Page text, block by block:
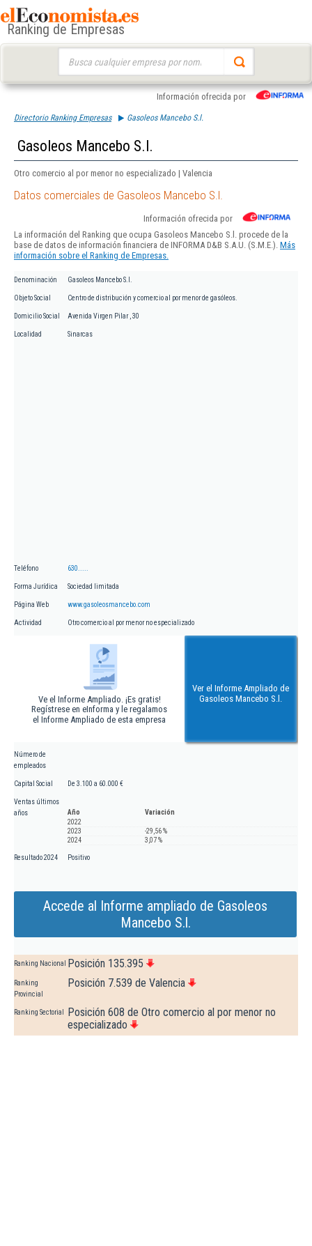
Ranking de Empresas
Información ofrecida por
Directorio Ranking Empresas Gasoleos Mancebo S.l.
Gasoleos Mancebo S.l.
Otro comercio al por menor no especializado | Valencia
Datos comerciales de Gasoleos Mancebo S.l.
Información ofrecida por
La información del Ranking que ocupa Gasoleos Mancebo S.l. procede de la
base de datos de información financiera de INFORMA D&B S.A.U. (S.M.E.). Más
información sobre el Ranking de Empresas.
Denominación Gasoleos Mancebo S.l.
Objeto Social Centro de distribución y comercio al por menor de gasóleos.
Domicilio Social Avenida Virgen Pilar , 30
Localidad Sinarcas
Teléfono 630.....
Forma Jurídica Sociedad limitada
Página Web www.gasoleosmancebo.com
Actividad Otro comercio al por menor no especializado
Ve el Informe Ampliado. ¡Es gratis!
Regístrese en eInforma y le regalamos
el Informe Ampliado de esta empresa
Ver el Informe Ampliado de
Gasoleos Mancebo S.l.
Número de
empleados
Capital Social De 3.100 a 60.000 €
Ventas últimos
años
Año
Variación
2022
2023
-29,56 %
2024
3,07 %
Resultado 2024 Positivo
Accede al Informe ampliado de Gasoleos
Mancebo S.l.
Ranking Nacional Posición 135.395
Ranking
Provincial
Posición 7.539 de Valencia
Ranking Sectorial
Posición 608 de Otro comercio al por menor no
especializado